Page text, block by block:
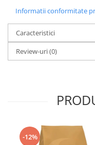
Informatii conformitate
Caracteristici
Review-uri(0)
-12%